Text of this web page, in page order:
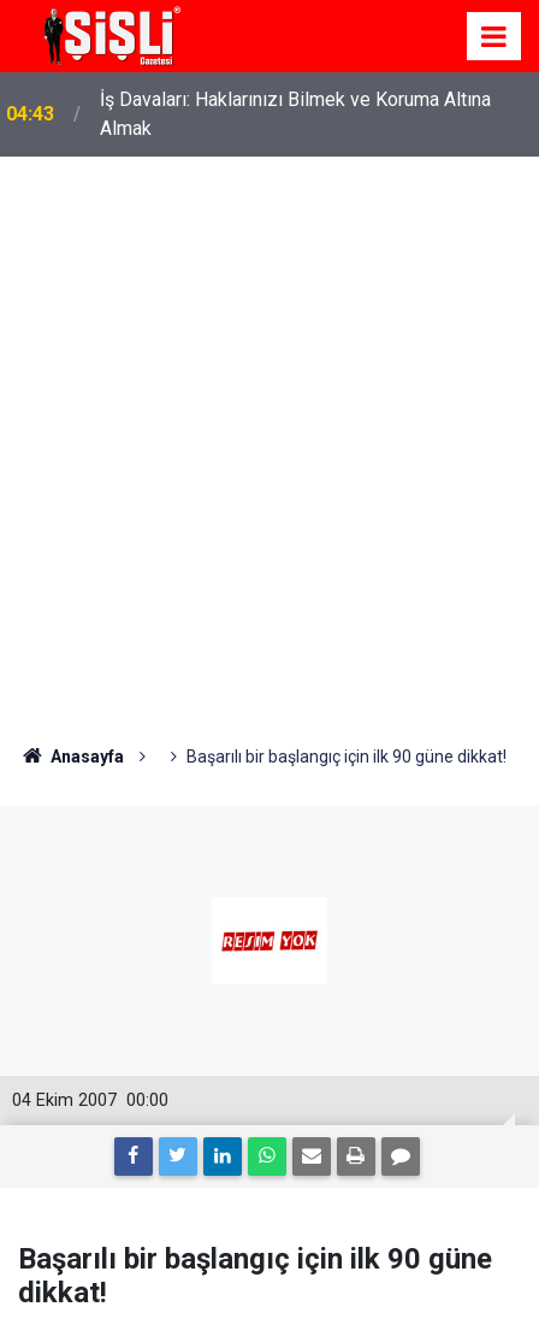
04:43
İş Davaları: Haklarınızı Bilmek ve Koruma Altına
Almak
Anasayfa Başarılı bir başlangıç için ilk 90 güne dikkat!
00:00
04 Ekim 2007
Başarılı bir başlangıç için ilk 90 güne
dikkat!